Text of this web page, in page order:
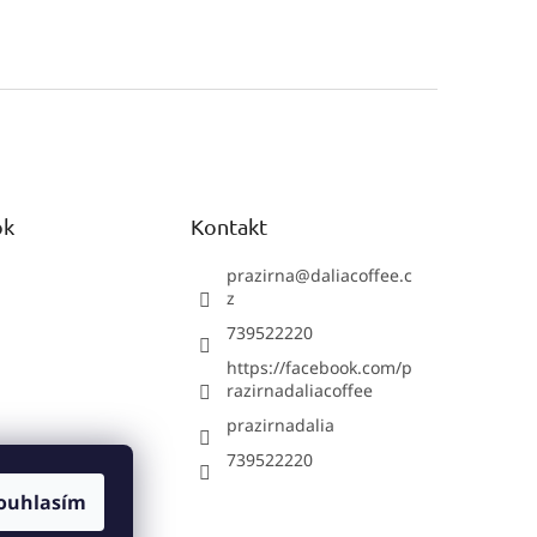
Kontakt
prazirna@daliacoffee.c
z
739522220
https://facebook.com/p
razirnadaliacoffee
prazirnadalia
739522220